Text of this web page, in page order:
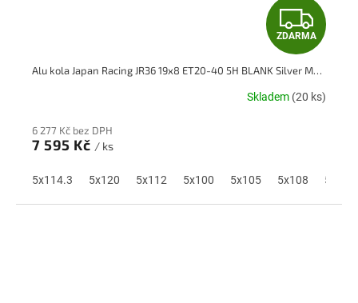
Z
D
A
A
ZDARMA
Alu kola Japan Racing JR36 19x8 ET20-40 5H BLANK Silver Machined Face
Skladem (20 ks)
6 277 Kč bez DPH
7 595 Kč / ks
5x114.3 5x120 5x112 5x100 5x105 5x108 5x110